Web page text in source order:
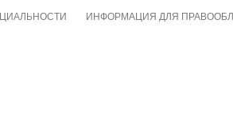
ИНФОРМАЦИЯ ДЛЯ